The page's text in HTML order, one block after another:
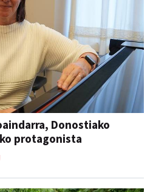
Donostiako
protagonista